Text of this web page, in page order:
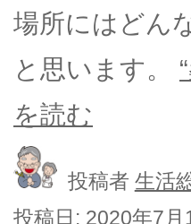
場所にはどん
と思います。
を読む
投稿者 生活
投稿日: 2020年7月